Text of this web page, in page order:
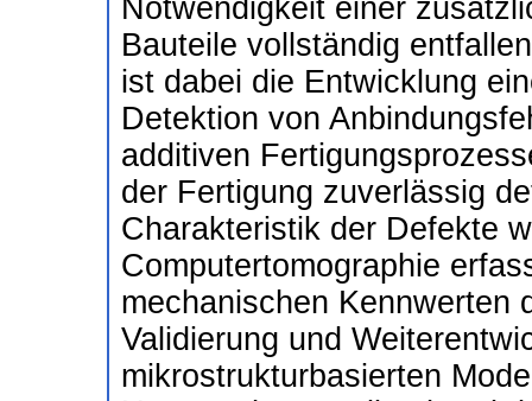
Notwendigkeit einer
Bauteile vollständig
ist dabei die Entwicklung
Detektion von
additiven
der Fertigung zuverlässig
Charakteristik der Defekte
Computertomographie
mechanischen Kennwerten
Validierung und
mikrostrukturbasierten